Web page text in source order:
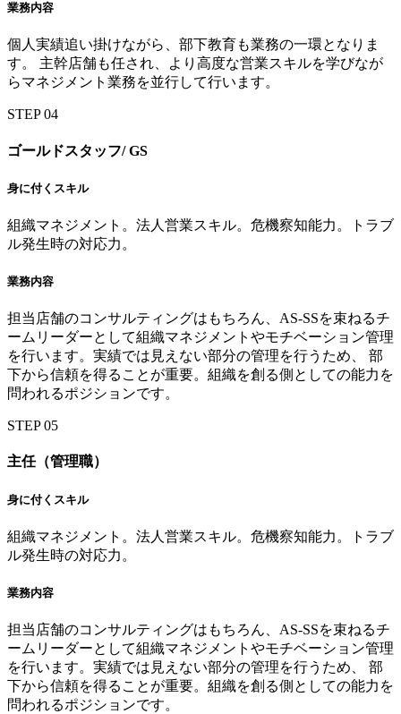
業務内容
個人実績追い掛けながら、部下教育も業務の一環となりま
す。 主幹店舗も任され、より高度な営業スキルを学びなが
らマネジメント業務を並行して行います。
STEP04
ゴールドスタッフ/GS
身に付くスキル
組織マネジメント。法人営業スキル。危機察知能力。トラブ
ル発生時の対応力。
業務内容
担当店舗のコンサルティングはもちろん、AS-SSを束ねるチ
ームリーダーとして組織マネジメントやモチベーション管理
を行います。実績では見えない部分の管理を行うため、 部
下から信頼を得ることが重要。組織を創る側としての能力を
問われるポジションです。
STEP05
主任（管理職）
身に付くスキル
組織マネジメント。法人営業スキル。危機察知能力。トラブ
ル発生時の対応力。
業務内容
担当店舗のコンサルティングはもちろん、AS-SSを束ねるチ
ームリーダーとして組織マネジメントやモチベーション管理
を行います。実績では見えない部分の管理を行うため、 部
下から信頼を得ることが重要。組織を創る側としての能力を
問われるポジションです。